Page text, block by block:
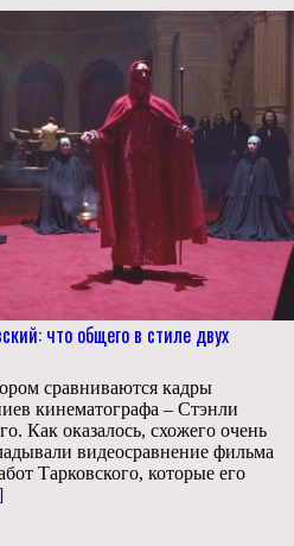
что общего в стиле двух
сравниваются кадры
кинематографа – Стэнли
Как оказалось, схожего очень
видеосравнение фильма
Тарковского, которые его